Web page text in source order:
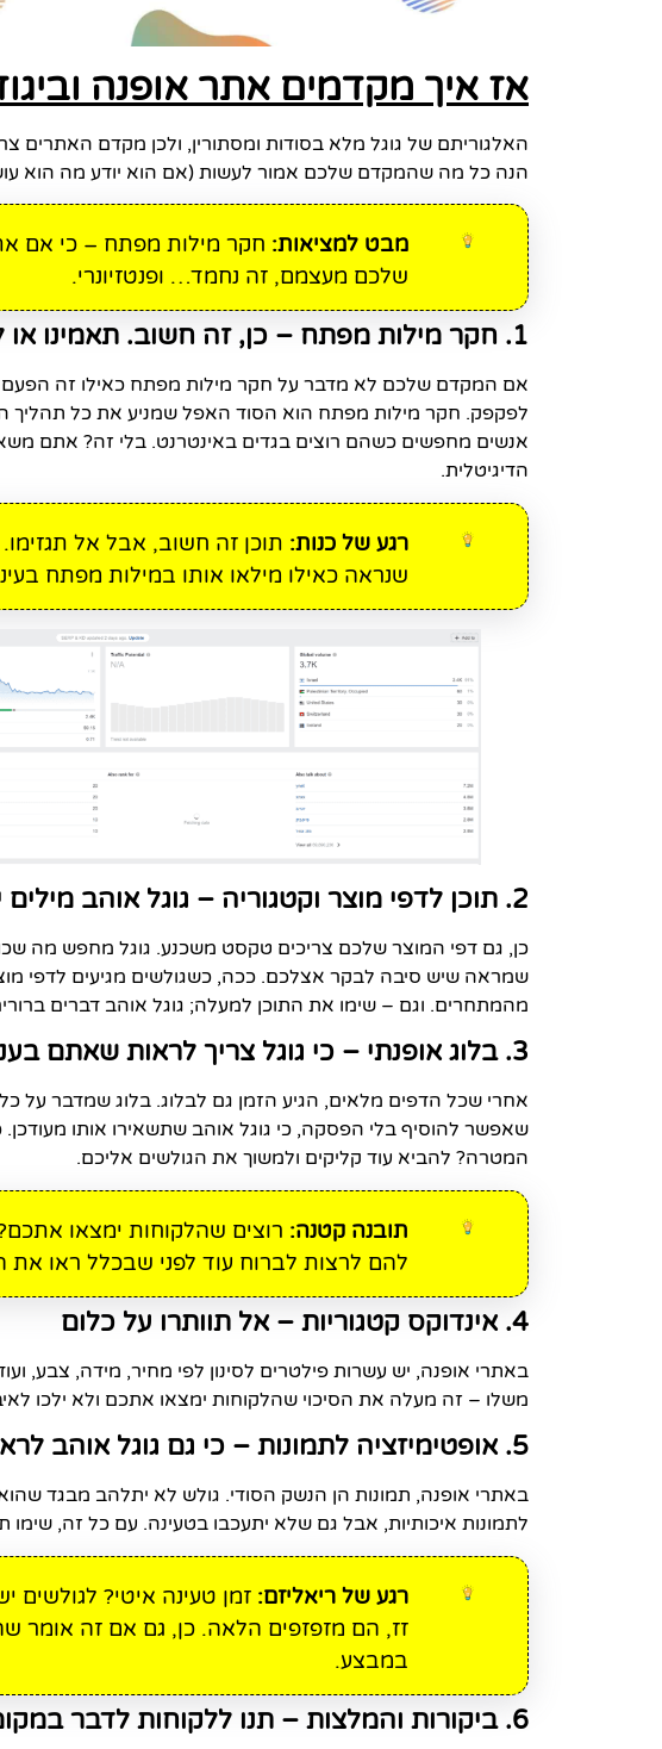
אז איך מקדמים אתר אופנה
האלגוריתם של גוגל מלא בסודות ומסתורין, ולכן מקדם האתרים
הנה כל מה שהמקדם שלכם אמור לעשות (אם הוא יודע מה הוא
מבט למציאות: חקר מילות מפתח – כי אם
שלכם מעצמם, זה נחמד… ופנטזיונרי.
1. חקר מילות מפתח – כן, זה חשוב. תאמינו או לא
אם המקדם שלכם לא מדבר על חקר מילות מפתח כאילו זה
לפקפק. חקר מילות מפתח הוא הסוד האפל שמניע את כל תהליך
אנשים מחפשים כשהם רוצים בגדים באינטרנט. בלי זה? אתם
הדיגיטלית.
רגע של כנות: תוכן זה חשוב, אבל אל
שנראה כאילו מילאו אותו במילות מפתח
2. תוכן לדפי מוצר וקטגוריה – גוגל אוהב מילים יפות
כן, גם דפי המוצר שלכם צריכים טקסט משכנע. גוגל מחפש מה
שמראה שיש סיבה לבקר אצלכם. ככה, כשגולשים מגיעים לדפי
מהמתחרים. וגם – שימו את התוכן למעלה; גוגל אוהב דברים
3. בלוג אופנתי – כי גוגל צריך לראות שאתם בעניינים
אחרי שכל הדפים מלאים, הגיע הזמן גם לבלוג. בלוג שמדבר על
שאפשר להוסיף בלי הפסקה, כי גוגל אוהב שתשאירו אותו
המטרה? להביא עוד קליקים ולמשוך את הגולשים אליכם.
תובנה קטנה: רוצים שהלקוחות ימצאו
להם לרצות לברוח עוד לפני שבכלל ראו את
4. אינדוקס קטגוריות – אל תוותרו על כלום
משלו – זה מעלה את הסיכוי שהלקוחות ימצאו אתכם ולא ילכו
5. אופטימיזציה לתמונות – כי גם גוגל אוהב לראות
באתרי אופנה, תמונות הן הנשק הסודי. גולש לא יתלהב מבגד שהוא
לתמונות איכותיות, אבל גם שלא יתעכבו בטעינה. עם כל זה, שימו
רגע של ריאליזם: זמן טעינה איטי?
זז, הם מזפזפים הלאה. כן, גם אם זה אומר
במבצע.
6. ביקורות והמלצות – תנו ללקוחות לדבר במקומכם